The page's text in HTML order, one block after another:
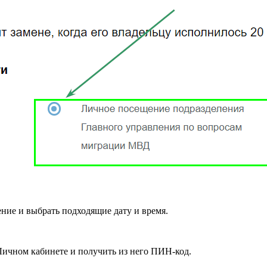
и выбрать подходящие дату и время.
кабинете и получить из него ПИН-код.